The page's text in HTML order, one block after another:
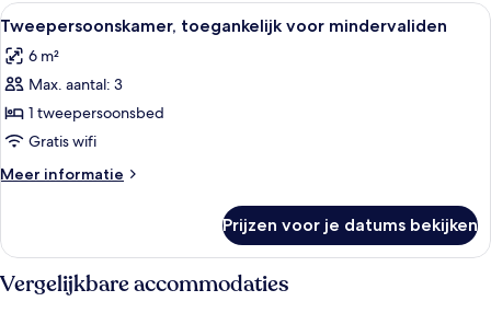
Alle
foto's
voor
Tweepersoonskamer,
toegankelijk
voor
mindervaliden
laden
Een hotelkamer met twee bedden,
3
Tweepersoonskamer, toegankelijk voor mindervaliden
6 m²
Max. aantal: 3
1 tweepersoonsbed
Gratis wifi
Meer informatie
Meer
toegankelijk
voor
mindervaliden
Prijzen voor je datums bekijken
Vergelijkbare accommodaties